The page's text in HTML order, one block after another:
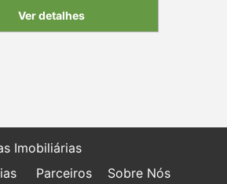
Ver detalhes
Imobiliárias
Parceiros
Sobre Nós